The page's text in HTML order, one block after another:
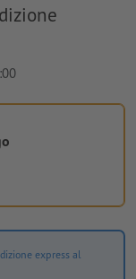
express al